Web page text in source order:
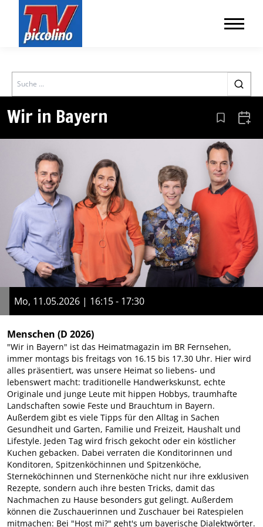
Search
Wir in Bayern Aus den
Mo, 11.05.2026 | 16:15 - 17:30
Menschen (D 2026)
"Wir in Bayern" ist das Heimatmagazin im BR Fernsehen,
immer montags bis freitags von 16.15 bis 17.30 Uhr. Hier wird
alles präsentiert, was unsere Heimat so liebens- und
lebenswert macht: traditionelle Handwerkskunst, echte
Originale und junge Leute mit hippen Hobbys, traumhafte
Landschaften sowie Feste und Brauchtum in Bayern.
Außerdem gibt es viele Tipps für den Alltag in Sachen
Gesundheit und Garten, Familie und Freizeit, Haushalt und
Lifestyle. Jeden Tag wird frisch gekocht oder ein köstlicher
Kuchen gebacken. Dabei verraten die Konditorinnen und
Konditoren, Spitzenköchinnen und Spitzenköche,
Sterneköchinnen und Sternenköche nicht nur ihre exklusiven
Rezepte, sondern auch ihre besten Tricks, damit das
Nachmachen zu Hause besonders gut gelingt. Außerdem
können die Zuschauerinnen und Zuschauer bei Ratespielen
mitmachen: Bei "Host mi?" geht's um bayerische Dialektwörter.